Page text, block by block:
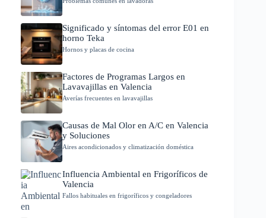
Significado y síntomas del error E01 en
horno Teka
Hornos y placas de cocina
Factores de Programas Largos en
Lavavajillas en Valencia
Averías frecuentes en lavavajillas
Causas de Mal Olor en A/C en Valencia
y Soluciones
Aires acondicionados y climatización doméstica
Influencia Ambiental en Frigoríficos de
Valencia
Fallos habituales en frigoríficos y congeladores